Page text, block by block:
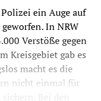
ein Auge auf
In NRW
Verstöße gegen
Kreisgebiet gab es
macht es die
nicht einmal für